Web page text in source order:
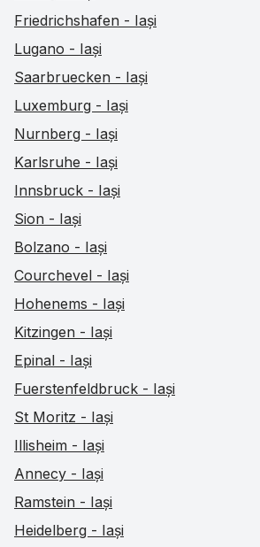
Friedrichshafen - Iași
Lugano - Iași
Saarbruecken - Iași
Luxemburg - Iași
Nurnberg - Iași
Karlsruhe - Iași
Innsbruck - Iași
Sion - Iași
Bolzano - Iași
Courchevel - Iași
Hohenems - Iași
Kitzingen - Iași
Epinal - Iași
Fuerstenfeldbruck - Iași
St Moritz - Iași
Illisheim - Iași
Annecy - Iași
Ramstein - Iași
Heidelberg - Iași